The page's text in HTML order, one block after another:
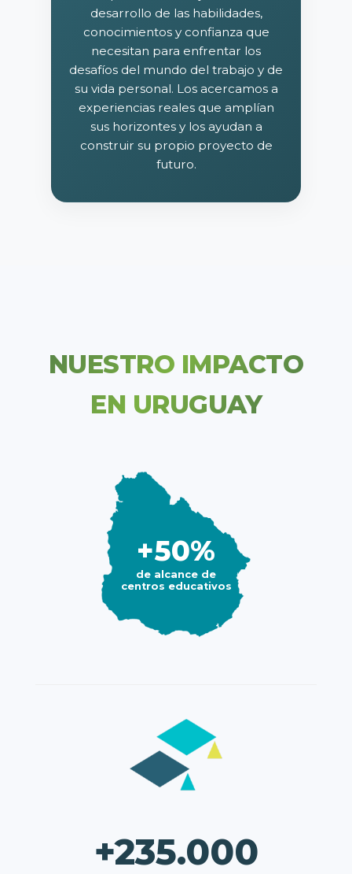
desarrollo de las habilidades,
conocimientos y confianza que
necesitan para enfrentar los
desafíos del mundo del trabajo y de
su vida personal. Los acercamos a
experiencias reales que amplían
sus horizontes y los ayudan a
construir su propio proyecto de
futuro.
NUESTRO IMPACTO
EN URUGUAY
+50%
de alcance de
centros educativos
+235.000